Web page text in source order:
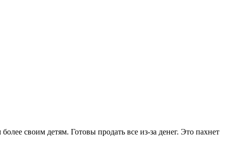
своим детям. Готовы продать все из-за денег. Это пахнет